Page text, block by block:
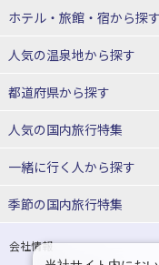
北海道
東北
青森県
宮城県
山形県
関東
ホテル・旅館・宿から探す
北海道ホテル・旅館
青森県ホテル・旅館
宮城県ホテル・旅館
山形県ホテル・旅館
人気の温泉地から探す
北海道
湯の川温泉(北海道)
十勝川温泉(北海道)
洞爺湖温泉(北海道)
層雲峡温泉(北海道)
都道府県から探す
北海道旅行・ツアー
東北
青森旅行・ツアー
人気の国内旅行特集
東京ディズニーリゾート®へ
一緒に行く人から探す
一人旅 国内版
カップル・夫婦旅行 国内版
季節の国内旅行特集
桜・お花見特集
会社情報